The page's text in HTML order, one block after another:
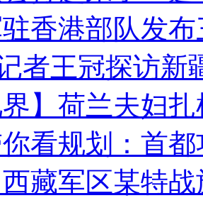
香港部队发
者王冠探访新
界】荷兰夫妇
看规划：首
藏军区某特